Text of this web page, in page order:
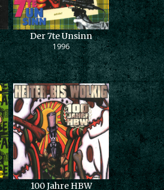
Der 7te Unsinn
1996
100 Jahre HBW